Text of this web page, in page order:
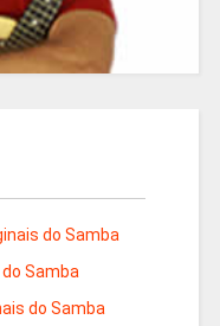
do Samba
Samba
do Samba